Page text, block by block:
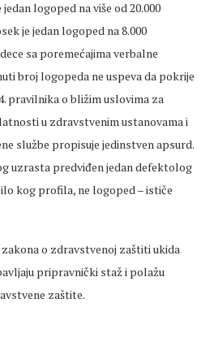
logoped na više od 20.000
je jedan logoped na 8.000
sa poremećajima verbalne
broj logopeda ne uspeva da pokrije
pravilnika o bližim uslovima za
u zdravstvenim ustanovama i
službe propisuje jedinstven apsurd.
uzrasta predviđen jedan defektolog
kog profila, ne logoped – ističe
o zdravstvenoj zaštiti ukida
pripravnički staž i polažu
zaštite.